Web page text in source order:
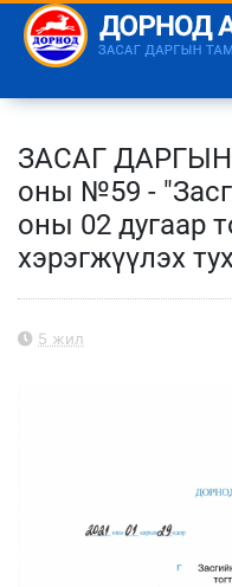
ЗАСАГ
оны №59 -
оны 02 дугаар
хэрэгжүүлэх
5 жил